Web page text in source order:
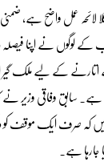
کے لوگوں نے اپنا
کے لیے ملک گیر
سابق وفاقی وزیر نے
کہ صرف ایک موقف کو
جارہا ہے۔